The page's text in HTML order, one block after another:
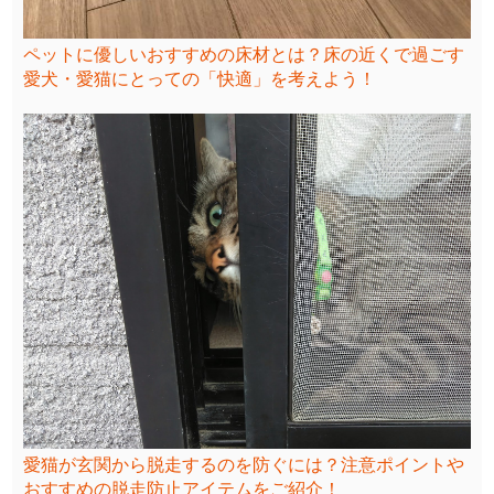
ペットに優しいおすすめの床材とは？床の近くで過ごす
愛犬・愛猫にとっての「快適」を考えよう！
愛猫が玄関から脱走するのを防ぐには？注意ポイントや
おすすめの脱走防止アイテムをご紹介！